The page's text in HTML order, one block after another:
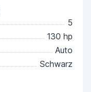
5
130 hp
Auto
Schwarz